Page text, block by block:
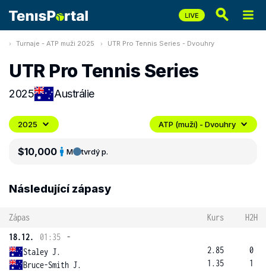
Turnaje - ATP muži 2025 UTR Pro Tennis Series - Dvouhry
UTR Pro Tennis Series
2025 Austrálie
2025 ATP (muži) - Dvouhry
$10,000 M tvrdý p.
Následující zápasy
Zápas Kurs
H2H
18.12.
01:35
-
Staley J.
Bruce-Smith J.
2.85
1.35
0
1